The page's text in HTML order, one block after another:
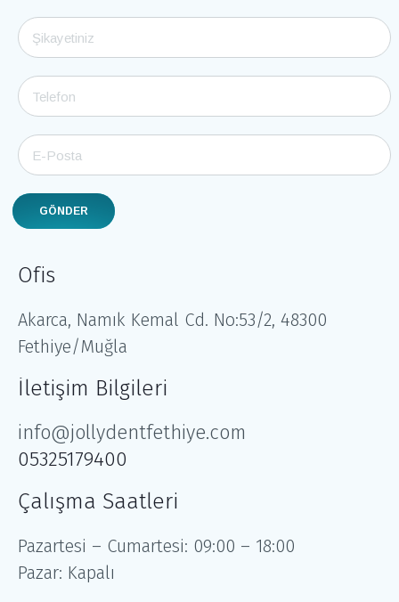
Ofis
Akarca, Namık Kemal Cd. No:53/2, 48300
Fethiye/Muğla
İletişim Bilgileri
info@jollydentfethiye.com
05325179400
Çalışma Saatleri
Pazartesi – Cumartesi: 09:00 – 18:00
Pazar: Kapalı